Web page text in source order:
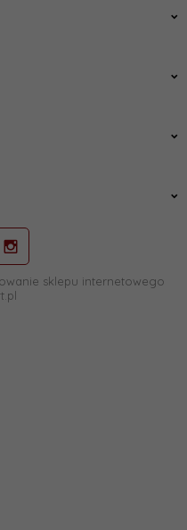
sklepu internetowego